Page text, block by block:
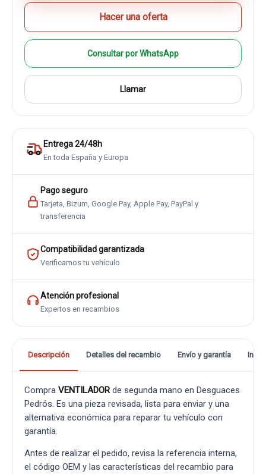
Hacer una oferta
Consultar por WhatsApp
Llamar
Entrega 24/48h
En toda España y Europa
Pago seguro
Tarjeta, Bizum, Google Pay, Apple Pay, PayPal y
transferencia
Compatibilidad garantizada
Verificamos tu vehículo
Atención profesional
Expertos en recambios
Descripción Detalles del recambio Envío y garantía
Compra VENTILADORde segunda mano en Desguaces
Pedrós. Es una pieza revisada, lista para enviar y una
alternativa económica para reparar tu vehículo con
garantía.
Antes de realizar el pedido, revisa la referencia interna,
el código OEM y las características del recambio para